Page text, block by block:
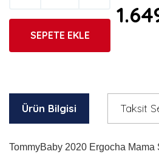
SEPETE EKLE
Ürün Bilgisi Taksit
TommyBaby 2020 Ergocha